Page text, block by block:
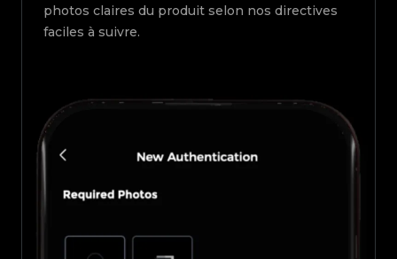
photos claires du produit selon nos directives
faciles à suivre.